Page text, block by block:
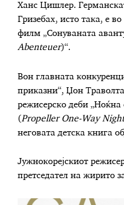
Ханс Цишлер.
Гризебах, исто така, е
филм „Сонуваната
Abenteuer)“.
Вон главната
приказни“, Џон
режисерско деби „Ноќна
( Propeller One-Way
неговата детска книга
Јужнокорејскиот
претседател на жирито